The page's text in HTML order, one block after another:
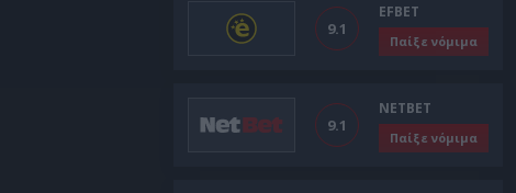
9.1
EFBET
Παίξε νόμιμα
9.1
NETBET
Παίξε νόμιμα